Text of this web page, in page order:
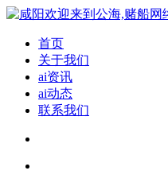
首页
关于我们
ai资讯
ai动态
联系我们